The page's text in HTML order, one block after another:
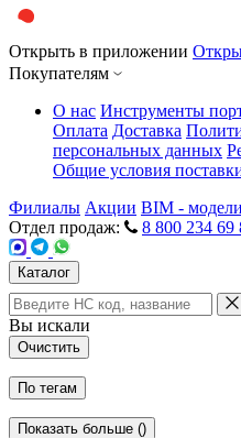
Открыть в приложении
Покупателям
О нас Инструменты
Оплата Доставка
персональных данных
Общие условия
Филиалы Акции BIM - модели
Отдел продаж:
8 800 234 69
Каталог
Вы искали
Очистить
По тегам
Показать больше ()